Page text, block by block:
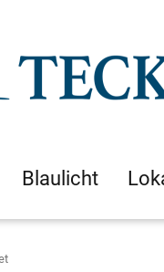
Blaulicht